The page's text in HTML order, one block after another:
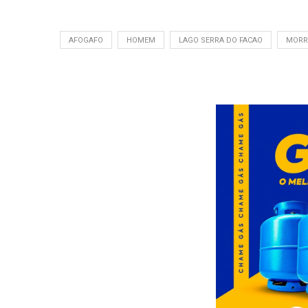
AFOGAFO HOMEM LAGO SERRA DO FACAO